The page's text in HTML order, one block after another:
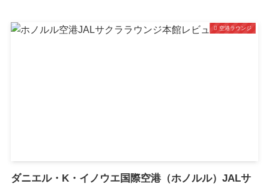
空港ラウンジ
ダニエル・K・イノウエ国際空港（ホノルル）JALサ